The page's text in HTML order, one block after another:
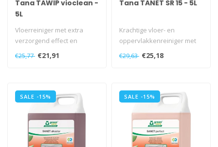
Tana TAWIP vioclean -
5L
Vloerreiniger met extra
verzorgend effect en
uitzonderlijke milieu-
eigenschappen..
€25,77 €21,91
Tana TANET SR 15 - 5L
Krachtige vloer- en
oppervlakkenreiniger met
uitzonderlijke milieu-
eigenschappen..
€29,63 €25,18
SALE -15% SALE -15%